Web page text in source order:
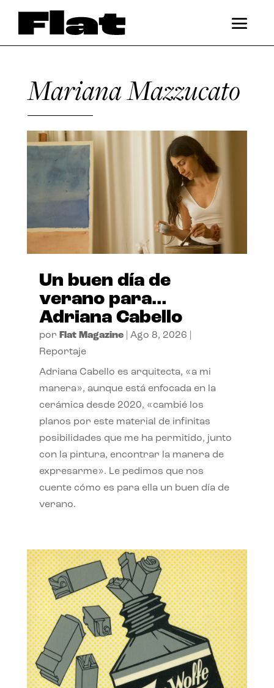
Mariana Mazzucato
Un buen día de
verano para…
Adriana Cabello
por Flat Magazine| Ago 8, 2026
Reportaje
Adriana Cabello es arquitecta, «a mi
manera», aunque está enfocada en la
cerámica desde 2020, «cambié los
planos por este material de infinitas
posibilidades que me ha permitido, junto
con la pintura, encontrar la manera de
expresarme». Le pedimos que nos
cuente cómo es para ella un buen día de
verano.